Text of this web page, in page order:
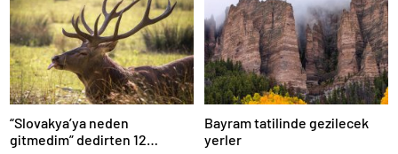
“Slovakya’ya neden
gitmedim” dedirten 12
Bayram tatilinde gezilecek
yerler